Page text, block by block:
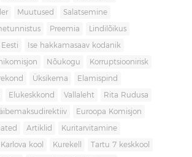
Muutused Salatsemine
Preemia Lindilõikus
Eesti Ise hakkamasaav kodanik
Nõukogu Korruptsioonirisk
Üksikema Elamispind
Elukeskkond Vallaleht Rita Rudusa
Euroopa Komisjon
Artiklid Kuritarvitamine
Karlova kool Kurekell Tartu 7 keskkool